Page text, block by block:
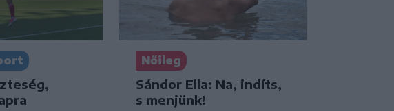
Nőileg
Sándor Ella: Na, indíts,
s menjünk!